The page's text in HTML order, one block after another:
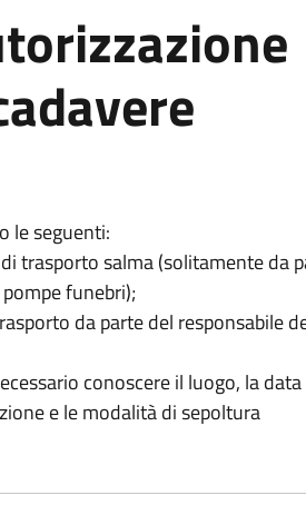
le seguenti:
trasporto salma (solitamente da
funebri);
da parte del responsabile
conoscere il luogo, la data
e le modalità di sepoltura